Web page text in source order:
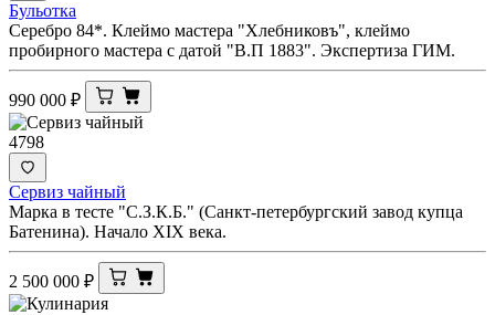
Бульотка
Серебро 84*. Клеймо мастера "Хлебниковъ", клеймо
пробирного мастера с датой "В.П 1883". Экспертиза ГИМ.
990 000 ₽
4798
Сервиз чайный
Марка в тесте "С.З.К.Б." (Санкт-петербургский завод купца
Батенина). Начало XIX века.
2 500 000 ₽